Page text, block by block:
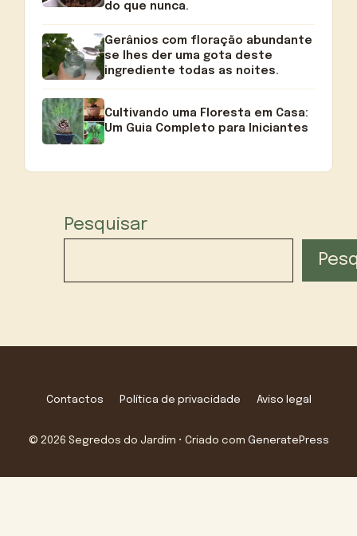
do que nunca.
Gerânios com floração abundante
se lhes der uma gota deste
ingrediente todas as noites.
Cultivando uma Floresta em Casa:
Um Guia Completo para Iniciantes
Pesquisar
Contactos Política de privacidade Aviso legal
© 2026 Segredos do Jardim • Criado com GeneratePress